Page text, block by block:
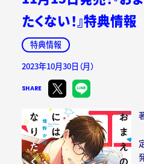
たくない！』特典情報
特典情報
2023年10月30日（月）
SHARE